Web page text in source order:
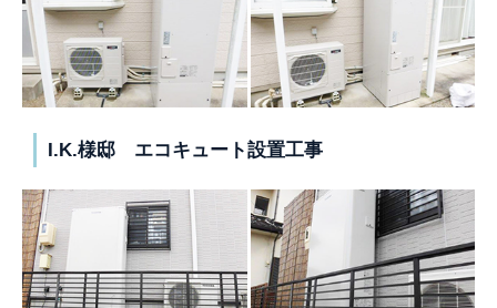
I.K.様邸 エコキュート設置工事